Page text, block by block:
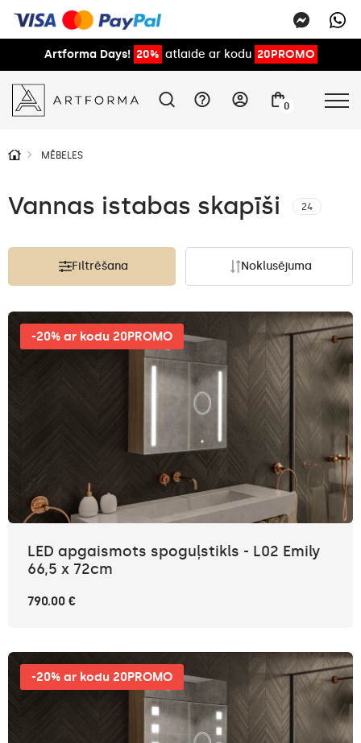
Artforma Days! 20% atlaide ar kodu 20PROMO
0
MĒBELES
Vannas istabas skapīši 24
Filtrēšana Noklusējuma
-20% ar kodu 20PROMO
LED apgaismots spoguļstikls - L02 Emily
66,5 x 72cm
790.00 €
-20% ar kodu 20PROMO